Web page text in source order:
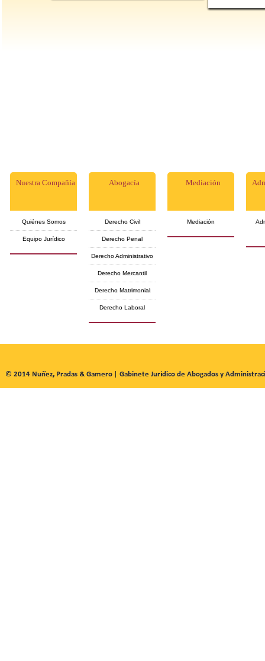
Nuestra Compañía
Quiénes Somos
Equipo Jurídico
Abogacía
Derecho Civil
Derecho Penal
Derecho Administrativo
Derecho Mercantil
Derecho Matrimonial
Derecho Laboral
Mediación
Mediación